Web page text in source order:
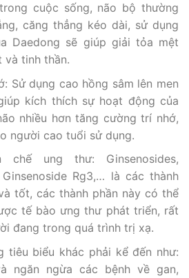
cuộc sống, não bộ thường
căng thẳng kéo dài, sử dụng
Daedong sẽ giúp giải tỏa mệt
và tinh thần.
Sử dụng cao hồng sâm lên men
kích thích sự hoạt động của
nhiều hơn tăng cường trí nhớ,
người cao tuổi sử dụng.
ung thư: Ginsenosides,
Ginsenoside Rg3,… là các thành
tốt, các thành phần này có thể
tế bào ưng thư phát triển, rất
đang trong quá trình trị xạ.
tiêu biểu khác phải kể đến như:
ngăn ngừa các bệnh về gan,